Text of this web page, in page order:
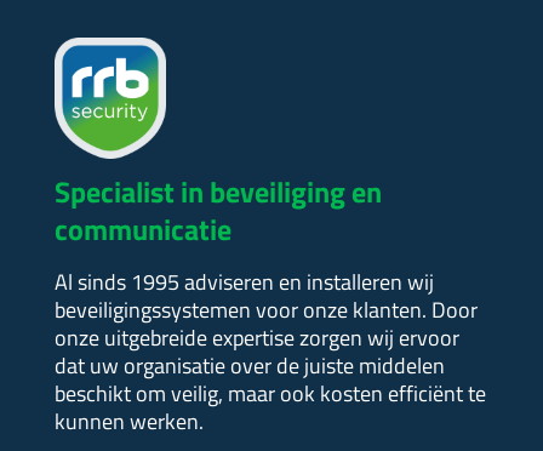
Specialist in beveiliging en
communicatie
Al sinds 1995 adviseren en installeren wij
beveiligingssystemen voor onze klanten. Door
onze uitgebreide expertise zorgen wij ervoor
dat uw organisatie over de juiste middelen
beschikt om veilig, maar ook kosten efficiënt te
kunnen werken.